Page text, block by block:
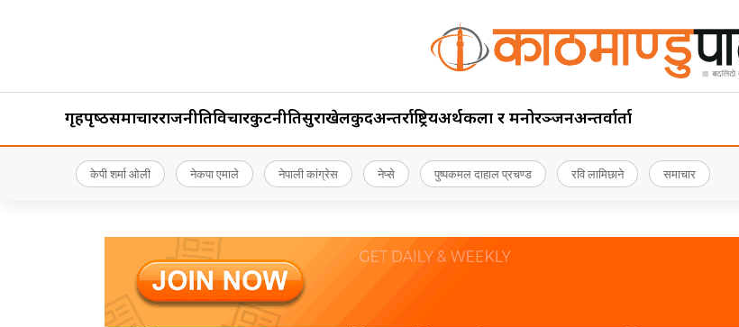
गृहपृष्‍ठसमाचारराजनीतिविचारकुटनीतिसुरक्षाखेलकुदअन्तर्राष्ट्रियअर्थकला र मनोरञ्जनअन्तर्वार्ता
केपी शर्मा ओली नेकपा एमाले नेपाली कांग्रेस नेप्से पुष्पकमल दाहाल प्रचण्ड रवि लामिछाने समाचार